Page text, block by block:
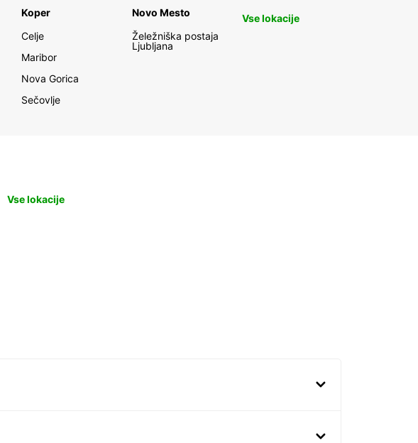
Koper
Celje
Maribor
Nova Gorica
Sečovlje
Novo Mesto
Želežniška postaja
Ljubljana
Vse lokacije
Vse lokacije